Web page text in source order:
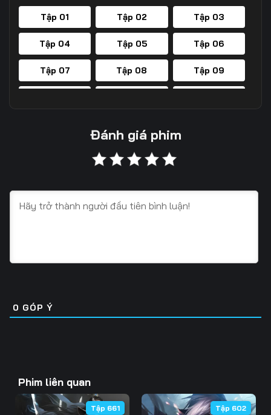
Tập 01 Tập 02 Tập 03
Tập 04 Tập 05 Tập 06
Tập 07 Tập 08 Tập 09
Tập 17
Đánh giá phim
0 GÓP Ý
Phim liên quan
Tập 661 Tập 602